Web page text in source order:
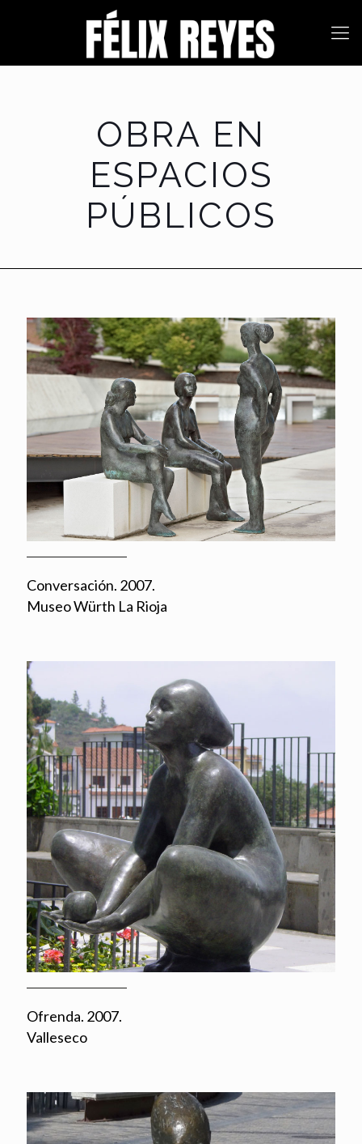
OBRA EN
ESPACIOS
PÚBLICOS
Conversación. 2007.
Museo Würth La Rioja
Ofrenda. 2007.
Valleseco